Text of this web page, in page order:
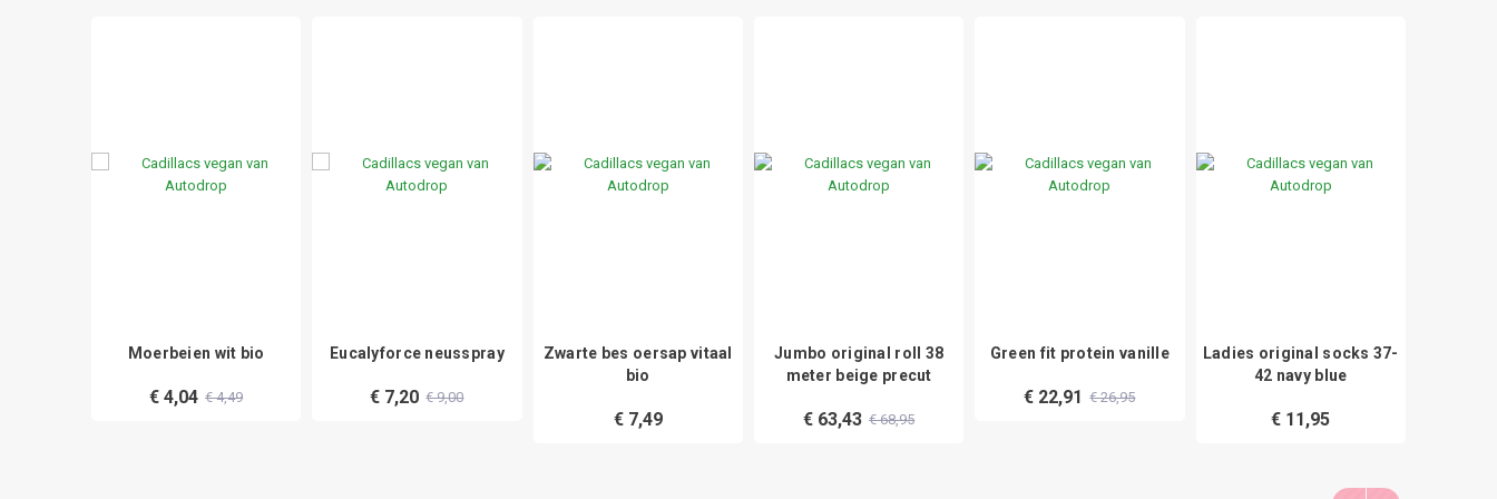
Moerbeien wit bio
€ 4,04 € 4,49
Eucalyforce neusspray
€ 7,20 € 9,00
Zwarte bes oersap vitaal
bio
€ 7,49
Jumbo original roll 38
meter beige precut
€ 63,43 € 68,95
Green fit protein vanille
€ 22,91 € 26,95
Ladies original socks 37-
42 navy blue
€ 11,95